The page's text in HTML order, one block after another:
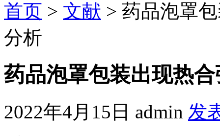
首页 > 文献 > 药品泡罩
分析
药品泡罩包装出现热
2022年4月15日 admin 发